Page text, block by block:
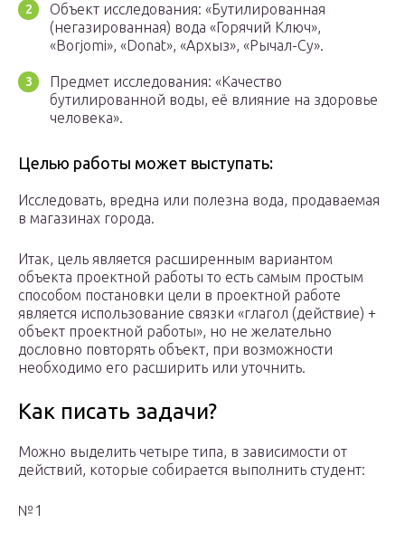
Объект исследования: «Бутилированная
(негазированная) вода «Горячий Ключ»,
«Borjomi», «Donat», «Архыз», «Рычал-Су».
Предмет исследования: «Качество
бутилированной воды, её влияние на здоровье
человека».
Целью работы может выступать:
Исследовать, вредна или полезна вода, продаваемая
в магазинах города.
Итак, цель является расширенным вариантом
объекта проектной работы то есть самым простым
способом постановки цели в проектной работе
является использование связки «глагол (действие) +
объект проектной работы», но не желательно
дословно повторять объект, при возможности
необходимо его расширить или уточнить.
Как писать задачи?
Можно выделить четыре типа, в зависимости от
действий, которые собирается выполнить студент:
№1